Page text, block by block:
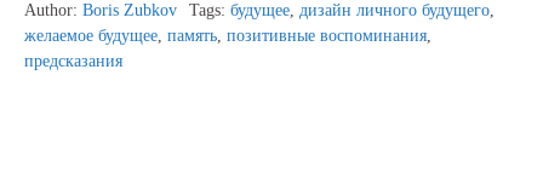
Author: Boris Zubkov Tags: будущее, дизайн личного будущего,
желаемое будущее, память, позитивные воспоминания,
предсказания